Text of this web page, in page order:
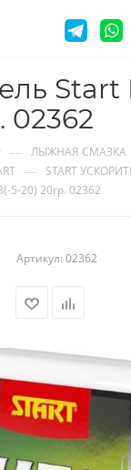
Start
02362
— ЛЫЖНАЯ СМАЗКА
— START
5-20) 20гр. 02362
Артикул: 02362